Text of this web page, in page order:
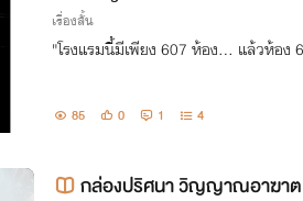
เรื่องสั้น
"โรงแรมนี้มีเพียง 607 ห้อง... แล้วห้อ
85 0 1 4
กล่องปริศนา วิญญาณอาฆาต